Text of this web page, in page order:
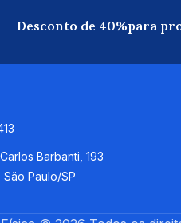
Desconto de 40%para
Barbanti, 193
Paulo/SP